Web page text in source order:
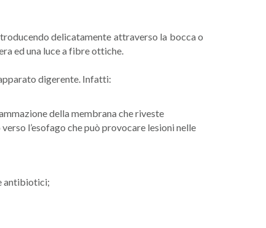
delicatamente attraverso la bocca o
ed una luce a fibre ottiche.
digerente. Infatti:
della membrana che riveste
l’esofago che può provocare lesioni nelle
antibiotici;